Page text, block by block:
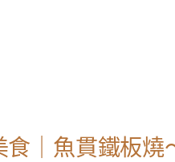
食｜魚貫鐵板燒